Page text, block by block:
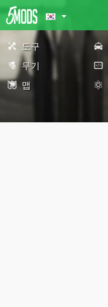
도구
무기
맵